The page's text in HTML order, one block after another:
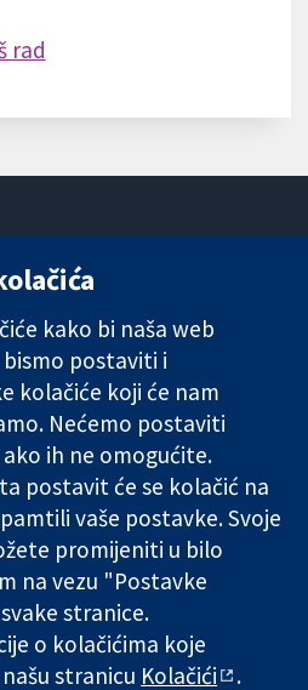
rad
Cavendish
0AN
Novosti
medije
O nama
Poslovi
Cochrane
Library
a charity (no. 1045921) and a
(no. 03044323) registered in
number GB 718 2127 49.
kako bi naša web
postaviti i
kolačiće koji će nam
Nećemo postaviti
ih ne omogućite.
postavit će se kolačić na
vaše postavke. Svoje
promijeniti u bilo
na vezu "Postavke
stranice.
o kolačićima koje
stranicu Kolačići .